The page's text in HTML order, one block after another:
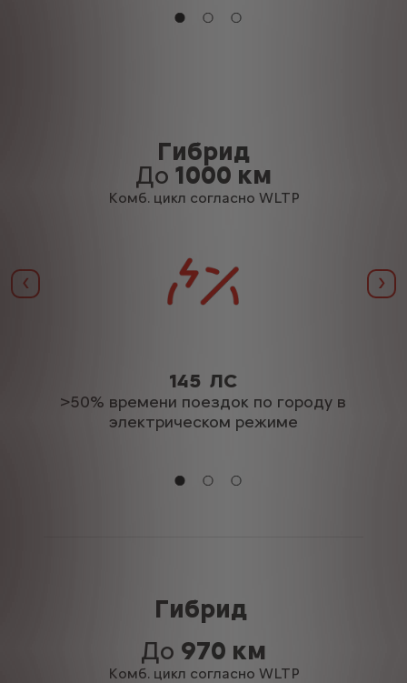
Гибрид
До 1000 км
Комб. цикл согласно WLTP
Назад
145 ЛС
>50% времени поездок по городу в
электрическом режиме
Гибрид
До 970 км
Комб. цикл согласно WLTP